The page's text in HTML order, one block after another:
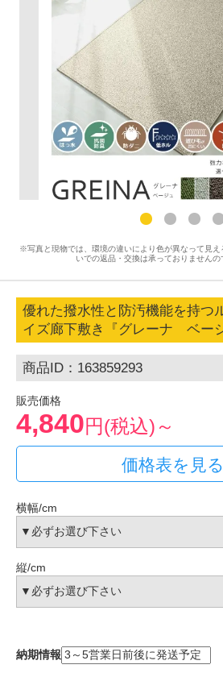
※写真と現物では、環境の違いにより色が異なって見
いでの返品・交換は承っておりませんの
優れた撥水性と防汚機能を持つ
イズ廊下敷き『グレーナ ベージ
商品ID：163859293
販売価格
4,840円(税込)～
価格表を見る
横幅/cm
縦/cm
納期情報